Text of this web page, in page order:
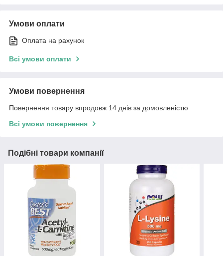
Умови оплати
Оплата на рахунок
Всі умови оплати
Умови повернення
Повернення товару впродовж 14 днів за домовленістю
Всі умови повернення
Подібні товари компанії